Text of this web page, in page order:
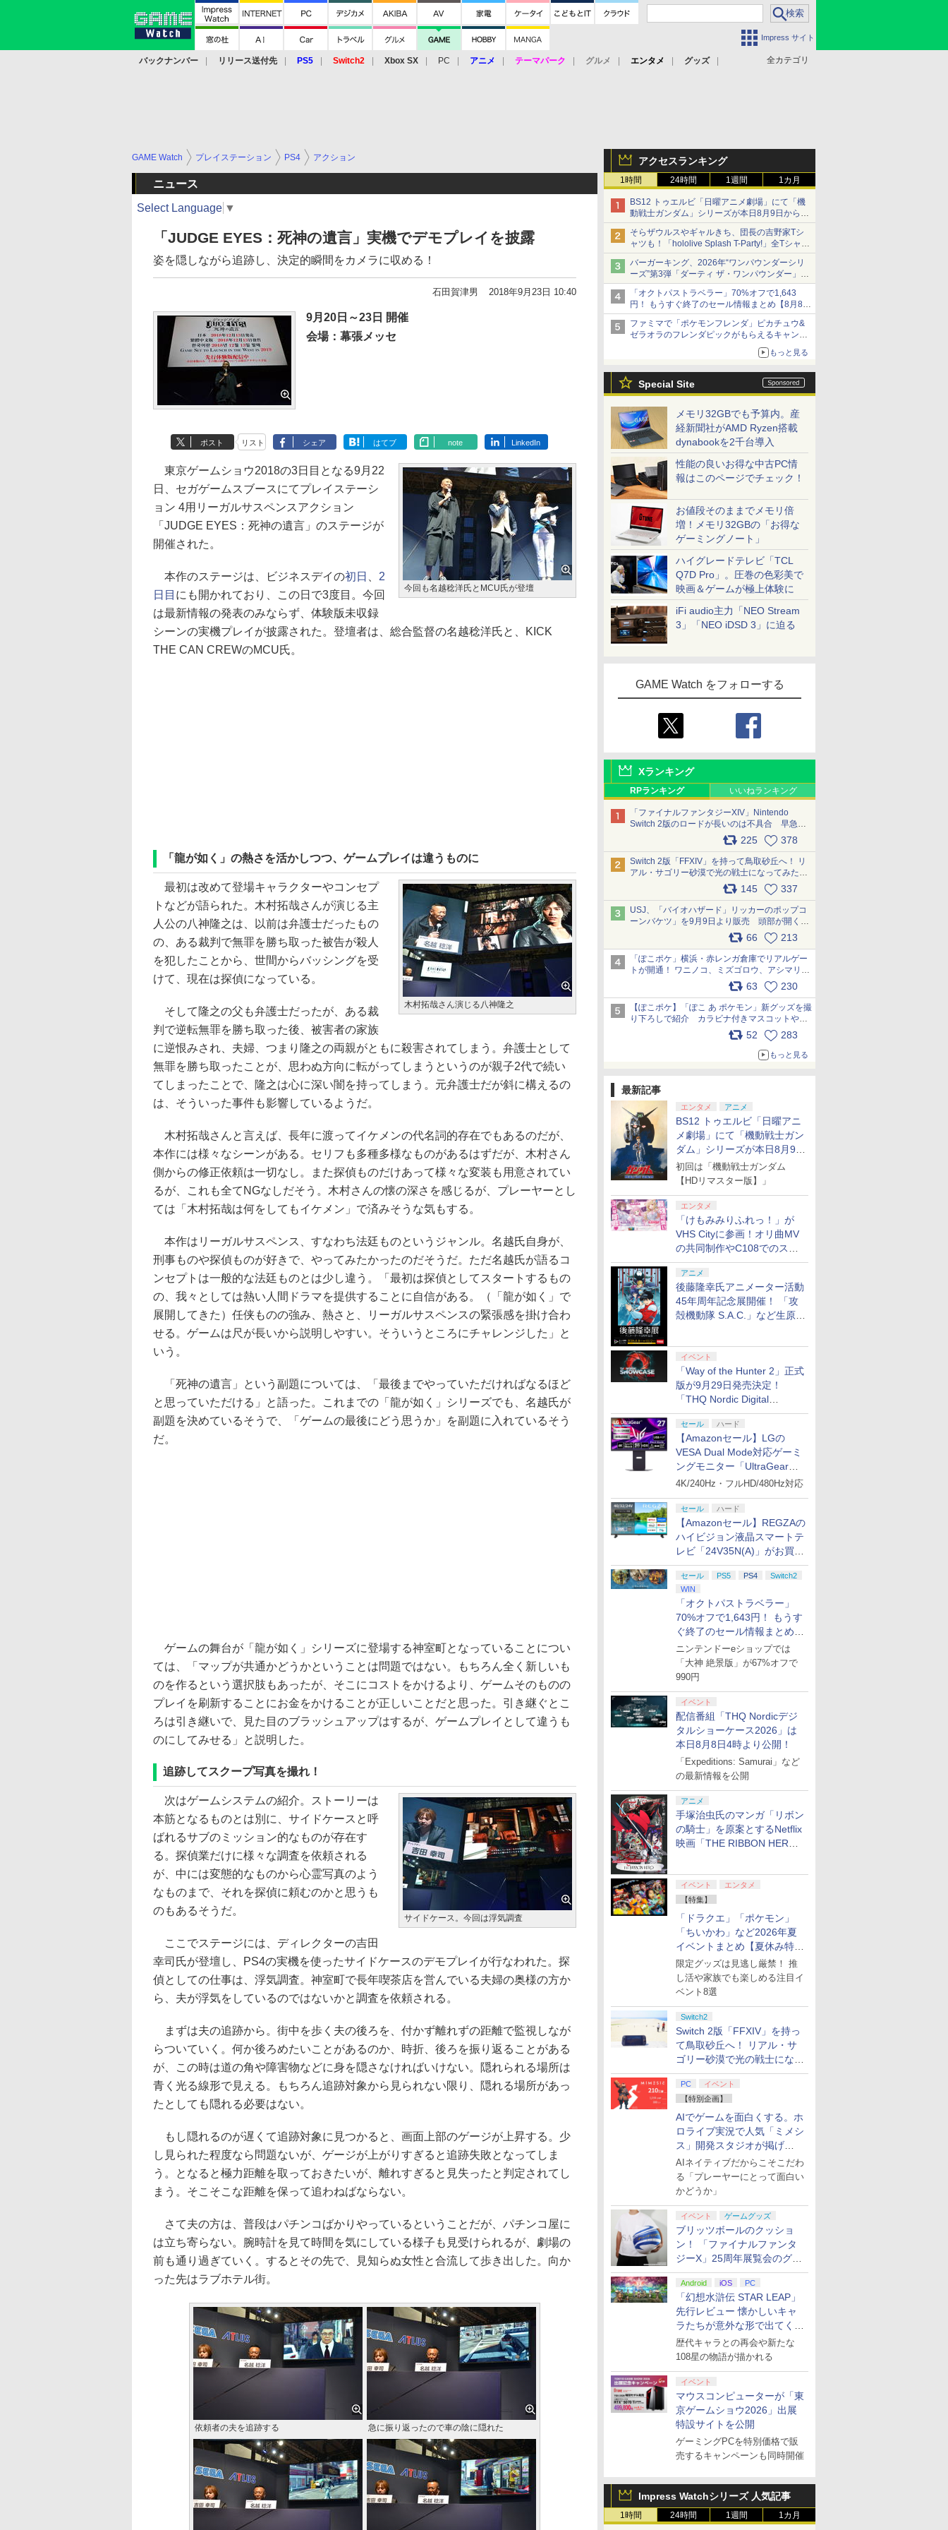
Impress サイト
全カテゴリ
バックナンバー リリース送付先 PS5 Switch2 Xbox SX PC アニメ テーマパーク グルメ エンタメ
グッズ
アクセスランキング
1時間 24時間 1週間 1カ月
BS12 トゥエルビ「日曜アニメ劇場」にて「機
動戦士ガンダム」シリーズが本日8月9日から8
週連続で放送
初回は「機動戦士ガンダム【HDリマスター
版】」
そらザウルスやギャルきち、団長の吉野家Tシ
ャツも！「hololive Splash T-Party!」全Tシャツ
ラインナップ公開＆オンライン販売開始
バーガーキング、2026年“ワンパウンダーシリ
ーズ”第3弾「ダーティ ザ・ワンパウンダー」を
8月7日発売
「特製ガーリックマヨソース」を使用した超大
型チーズバーガー
「オクトパストラベラー」70%オフで1,643
円！ もうすぐ終了のセール情報まとめ【8月8日
更新】
ニンテンドーeショップでは「大神 絶景版」が
67%オフで990円
ファミマで「ポケモンフレンダ」ピカチュウ&
ゼラオラのフレンダピックがもらえるキャンペ
もっと見る
Special Site
メモリ32GBでも予算内。産
経新聞社がAMD Ryzen搭載
dynabookを2千台導入
性能の良いお得な中古PC情
報はこのページでチェック！
お値段そのままでメモリ倍
増！メモリ32GBの「お得な
ゲーミングノート」
ハイグレードテレビ「TCL
Q7D Pro」。圧巻の色彩美で
映画＆ゲームが極上体験に
iFi audio主力「NEO Stream
3」「NEO iDSD 3」に迫る
GAME Watch をフォローする
Xランキング
RPランキング いいねランキング
「ファイナルファンタジーXIV」Nintendo
Switch 2版のロードが長いのは不具合 早急に
アップデートできるよう対応中225 378
Switch 2版「FFXIV」を持って鳥取砂丘へ！ リ
アル・サゴリー砂漠で光の戦士になってみた
145 337
USJ、「バイオハザード」リッカーのポップコ
ーンバケツ」を9月9日より販売 頭部が開く仕
組み。味は恐怖を堪のう「味噌フレーバー」
66 213
「ぽこポケ」横浜・赤レンガ倉庫でリアルゲー
トが開通！ ワニノコ、ミズゴロウ、アシマリ登
場シーンをレポート pic.x.com/LDgEByVl6D
63 230
【ぽこポケ】「ぽこ あ ポケモン」新グッズを撮
り下ろしで紹介 カラビナ付きマスコットやス
52 283
もっと見る
最新記事
エンタメ アニメ
BS12 トゥエルビ「日曜アニ
メ劇場」にて「機動戦士ガン
ダム」シリーズが本日8月9日
から8週連続で放送
初回は「機動戦士ガンダム
【HDリマスター版】」
エンタメ
「けもみみりふれっ！」が
VHS Cityに参画！オリ曲MV
の共同制作やC108でのスペ
シャルコラボ広告を掲出
アニメ
後藤隆幸氏アニメーター活動
45年周年記念展開催！ 「攻
殻機動隊 S.A.C.」など生原
イベント
「Way of the Hunter 2」正式
版が9月29日発売決定！
「THQ Nordic Digital
Showcase 2026」まとめ
セール ハード
【Amazonセール】LGの
VESA Dual Mode対応ゲーミ
ングモニター「UltraGear
27G850A-B」がお買い得！
4K/240Hz・フルHD/480Hz対応
セール ハード
【Amazonセール】REGZAの
ハイビジョン液晶スマートテ
レビ「24V35N(A)」がお買い
得！
セール PS5 PS4
Switch2
WIN
「オクトパストラベラー」
70%オフで1,643円！ もうす
ぐ終了のセール情報まとめ
【8月8日更新】
ニンテンドーeショップでは
「大神 絶景版」が67%オフで
990円
イベント
配信番組「THQ Nordicデジ
タルショーケース2026」は
本日8月8日4時より公開！
「Expeditions: Samurai」など
の最新情報を公開
アニメ
手塚治虫氏のマンガ「リボン
の騎士」を原案とするNetflix
映画「THE RIBBON HERO
イベント
エンタメ
【特集】
「ドラクエ」「ポケモン」
「ちいかわ」など2026年夏
イベントまとめ【夏休み特
集】
限定グッズは見逃し厳禁！ 推
し活や家族でも楽しめる注目イ
ベント8選
Switch2
Switch 2版「FFXIV」を持っ
て鳥取砂丘へ！ リアル・サ
ゴリー砂漠で光の戦士になっ
てみた
PC
イベント
【特別企画】
AIでゲームを面白くする。ホ
ロライブ実況で人気「ミメシ
ス」開発スタジオが掲げ
る“AI活用の信念”とは？【講
演レポート】
AIネイティブだからこそこだわ
る「プレーヤーにとって面白い
かどうか」
イベント ゲームグッズ
ブリッツボールのクッショ
ン！ 「ファイナルファンタ
ジーX」25周年展覧会のグッ
ズ情報が公開
Android iOS PC
「幻想水滸伝 STAR LEAP」
先行レビュー 懐かしいキャ
ラたちが意外な形で出てくる
シリーズ完全新作！
歴代キャラとの再会や新たな
108星の物語が描かれる
イベント
マウスコンピューターが「東
京ゲームショウ2026」出展
特設サイトを公開
ゲーミングPCを特別価格で販
売するキャンペーンも同時開催
Impress Watchシリーズ 人気記事
1時間 24時間 1週間 1カ月
GAME Watch プレイステーション PS4 アクション
ニュース
Select Language ▼
「JUDGE EYES：死神の遺言」実機でデモプレイを披露
姿を隠しながら追跡し、決定的瞬間をカメラに収める！
石田賀津男 2018年9月23日 10:40
9月20日～23日 開催
会場：幕張メッセ
ポスト リスト シェア はてブ note LinkedIn
今回も名越稔洋氏とMCU氏が登壇
東京ゲームショウ2018の3日目となる9月22
日、セガゲームスブースにてプレイステーシ
ョン 4用リーガルサスペンスアクション
「JUDGE EYES：死神の遺言」のステージが
開催された。
本作のステージは、ビジネスデイの初日
2
日目 にも開かれており、この日で3度目。今回
は最新情報の発表のみならず、体験版未収録
シーンの実機プレイが披露された。登壇者は、総合監督の名越稔洋氏と、KICK
THE CAN CREWのMCU氏。
「龍が如く」の熱さを活かしつつ、ゲームプレイは違うものに
木村拓哉さん演じる八神隆之
最初は改めて登場キャラクターやコンセプ
トなどが語られた。木村拓哉さんが演じる主
人公の八神隆之は、以前は弁護士だったもの
の、ある裁判で無罪を勝ち取った被告が殺人
を犯したことから、世間からバッシングを受
けて、現在は探偵になっている。
そして隆之の父も弁護士だったが、ある裁
判で逆転無罪を勝ち取った後、被害者の家族
に逆恨みされ、夫婦、つまり隆之の両親がともに殺害されてしまう。弁護士として
無罪を勝ち取ったことが、思わぬ方向に転がってしまうというのが親子2代で続い
てしまったことで、隆之は心に深い闇を持ってしまう。元弁護士だが斜に構えるの
は、そういった事件も影響しているようだ。
木村拓哉さんと言えば、長年に渡ってイケメンの代名詞的存在でもあるのだが、
本作には様々なシーンがある。セリフも多種多様なものがあるはずだが、木村さん
側からの修正依頼は一切なし。また探偵ものだけあって様々な変装も用意されてい
るが、これも全てNGなしだそう。木村さんの懐の深さを感じるが、プレーヤーとし
ては「木村拓哉は何をしてもイケメン」で済みそうな気もする。
本作はリーガルサスペンス、すなわち法廷ものというジャンル。名越氏自身が、
刑事ものや探偵ものが好きで、やってみたかったのだそうだ。ただ名越氏が語るコ
ンセプトは一般的な法廷ものとは少し違う。「最初は探偵としてスタートするもの
の、我々としては熱い人間ドラマを提供することに自信がある。（「龍が如く」で
展開してきた）任侠ものの強み、熱さと、リーガルサスペンスの緊張感を掛け合わ
せる。ゲームは尺が長いから説明しやすい。そういうところにチャレンジした」と
いう。
「死神の遺言」という副題については、「最後までやっていただければなるほど
と思っていただける」と語った。これまでの「龍が如く」シリーズでも、名越氏が
副題を決めているそうで、「ゲームの最後にどう思うか」を副題に入れているそう
だ。
ゲームの舞台が「龍が如く」シリーズに登場する神室町となっていることについ
ては、「マップが共通かどうかということは問題ではない。もちろん全く新しいも
のを作るという選択肢もあったが、そこにコストをかけるより、ゲームそのものの
プレイを刷新することにお金をかけることが正しいことだと思った。引き継ぐとこ
ろは引き継いで、見た目のブラッシュアップはするが、ゲームプレイとして違うも
のにしてみせる」と説明した。
追跡してスクープ写真を撮れ！
サイドケース。今回は浮気調査
次はゲームシステムの紹介。ストーリーは
本筋となるものとは別に、サイドケースと呼
ばれるサブのミッション的なものが存在す
る。探偵業だけに様々な調査を依頼される
が、中には変態的なものから心霊写真のよう
なものまで、それを探偵に頼むのかと思うも
のもあるそうだ。
ここでステージには、ディレクターの吉田
幸司氏が登壇し、PS4の実機を使ったサイドケースのデモプレイが行なわれた。探
偵としての仕事は、浮気調査。神室町で長年喫茶店を営んでいる夫婦の奥様の方か
ら、夫が浮気をしているのではないかと調査を依頼される。
まずは夫の追跡から。街中を歩く夫の後ろを、付かず離れずの距離で監視しなが
らついていく。何か後ろめたいことがあるのか、時折、後ろを振り返ることがある
が、この時は道の角や障害物などに身を隠さなければいけない。隠れられる場所は
青く光る線形で見える。もちろん追跡対象から見られない限り、隠れる場所があっ
たとしても隠れる必要はない。
もし隠れるのが遅くて追跡対象に見つかると、画面上部のゲージが上昇する。少
し見られた程度なら問題ないが、ゲージが上がりすぎると追跡失敗となってしま
う。となると極力距離を取っておきたいが、離れすぎると見失ったと判定されてし
まう。そこそこな距離を保って追わねばならない。
さて夫の方は、普段はパチンコばかりやっているということだが、パチンコ屋に
は立ち寄らない。腕時計を見て時間を気にしている様子も見受けられるが、劇場の
前も通り過ぎていく。するとその先で、見知らぬ女性と合流して歩き出した。向か
った先はラブホテル街。
依頼者の夫を追跡する 急に振り返ったので車の陰に隠れた